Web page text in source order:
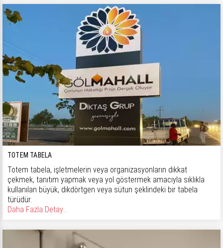
TOTEM TABELA
Totem tabela, işletmelerin veya organizasyonların dikkat
çekmek, tanıtım yapmak veya yol göstermek amacıyla sıklıkla
kullanılan büyük, dikdörtgen veya sütun şeklindeki bir tabela
türüdür.
Daha Fazla Detay...